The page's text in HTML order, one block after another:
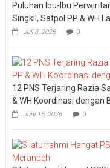
Puluhan Ibu-Ibu
Singkil, Satpol PP & WH
Juli 3, 2026 0
12 PNS Terjaring Razia
& WH Koordinasi dengan
Juni 15, 2026 0